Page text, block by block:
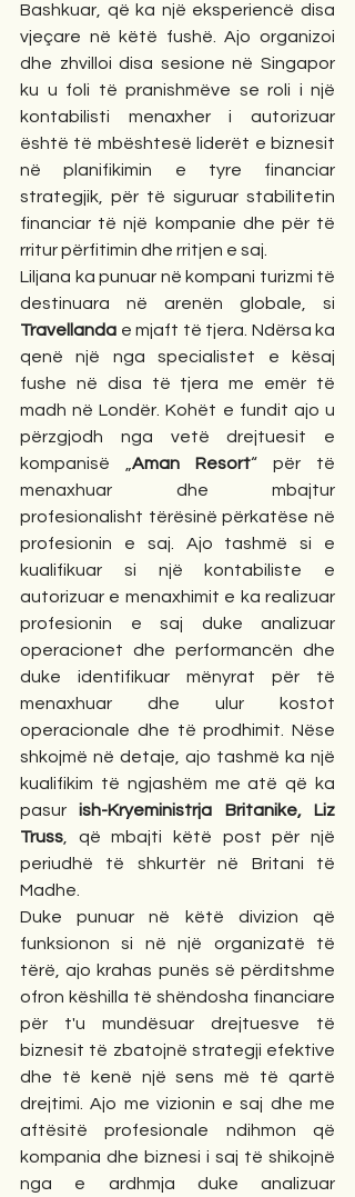
Bashkuar, që ka një eksperiencë disa
vjeçare në këtë fushë. Ajo organizoi
dhe zhvilloi disa sesione në Singapor
ku u foli të pranishmëve se roli i një
kontabilisti menaxher i autorizuar
është të mbështesë liderët e biznesit
në planifikimin e tyre financiar
strategjik, për të siguruar stabilitetin
financiar të një kompanie dhe për të
rritur përfitimin dhe rritjen e saj.
Liljana ka punuar në kompani turizmi të
Travellanda e mjaft të tjera. Ndërsa ka
qenë një nga specialistet e kësaj
fushe në disa të tjera me emër të
madh në Londër. Kohët e fundit ajo u
përzgjodh nga vetë drejtuesit e
kompanisë „ Aman Resort“ për të
menaxhuar dhe mbajtur
profesionalisht tërësinë përkatëse në
profesionin e saj. Ajo tashmë si e
kualifikuar si një kontabiliste e
autorizuar e menaxhimit e ka realizuar
profesionin e saj duke analizuar
operacionet dhe performancën dhe
duke identifikuar mënyrat për të
menaxhuar dhe ulur kostot
operacionale dhe të prodhimit. Nëse
shkojmë në detaje, ajo tashmë ka një
kualifikim të ngjashëm me atë që ka
pasur ish-Kryeministrja Britanike, Liz
Truss , që mbajti këtë post për një
periudhë të shkurtër në Britani të
Madhe.
Duke punuar në këtë divizion që
funksionon si në një organizatë të
tërë, ajo krahas punës së përditshme
ofron këshilla të shëndosha financiare
për t'u mundësuar drejtuesve të
biznesit të zbatojnë strategji efektive
dhe të kenë një sens më të qartë
drejtimi. Ajo me vizionin e saj dhe me
aftësitë profesionale ndihmon që
kompania dhe biznesi i saj të shikojnë
nga e ardhmja duke analizuar